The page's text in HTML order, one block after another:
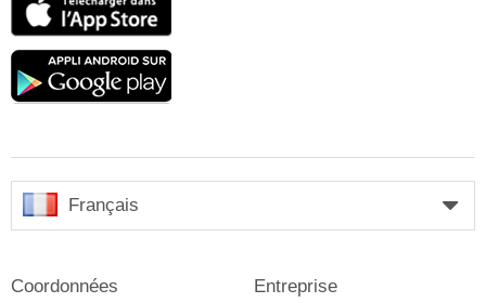
Google
Français
Coordonnées Entreprise